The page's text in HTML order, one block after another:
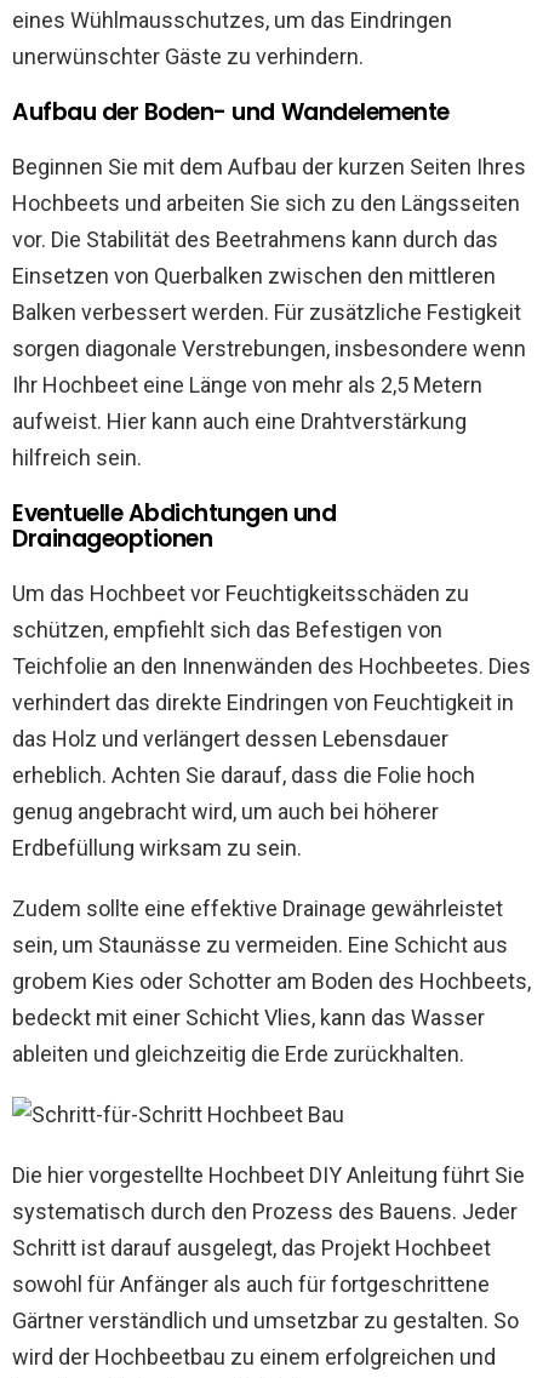
eines Wühlmausschutzes, um das Eindringen
unerwünschter Gäste zu verhindern.
Aufbau der Boden- und Wandelemente
Beginnen Sie mit dem Aufbau der kurzen Seiten Ihres
Hochbeets und arbeiten Sie sich zu den Längsseiten
vor. Die Stabilität des Beetrahmens kann durch das
Einsetzen von Querbalken zwischen den mittleren
Balken verbessert werden. Für zusätzliche Festigkeit
sorgen diagonale Verstrebungen, insbesondere wenn
Ihr Hochbeet eine Länge von mehr als 2,5 Metern
aufweist. Hier kann auch eine Drahtverstärkung
hilfreich sein.
Eventuelle Abdichtungen und
Drainageoptionen
Um das Hochbeet vor Feuchtigkeitsschäden zu
schützen, empfiehlt sich das Befestigen von
Teichfolie an den Innenwänden des Hochbeetes. Dies
verhindert das direkte Eindringen von Feuchtigkeit in
das Holz und verlängert dessen Lebensdauer
erheblich. Achten Sie darauf, dass die Folie hoch
genug angebracht wird, um auch bei höherer
Erdbefüllung wirksam zu sein.
Zudem sollte eine effektive Drainage gewährleistet
sein, um Staunässe zu vermeiden. Eine Schicht aus
grobem Kies oder Schotter am Boden des Hochbeets,
bedeckt mit einer Schicht Vlies, kann das Wasser
ableiten und gleichzeitig die Erde zurückhalten.
Die hier vorgestellte Hochbeet DIY Anleitung führt Sie
systematisch durch den Prozess des Bauens. Jeder
Schritt ist darauf ausgelegt, das Projekt Hochbeet
sowohl für Anfänger als auch für fortgeschrittene
Gärtner verständlich und umsetzbar zu gestalten. So
wird der Hochbeetbau zu einem erfolgreichen und